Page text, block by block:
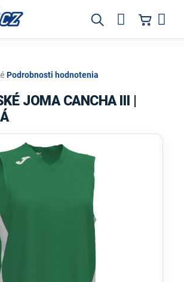
Podrobnosti hodnotenia
JOMA CANCHA III |